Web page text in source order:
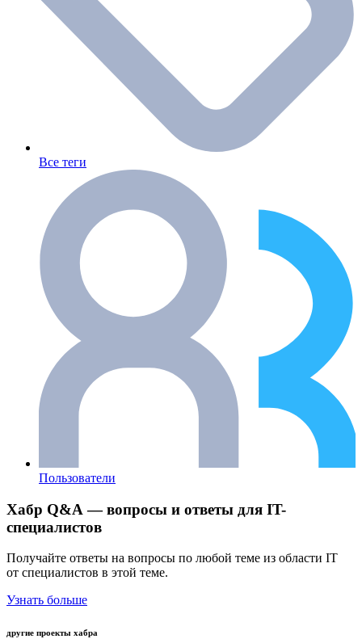
Все теги
Пользователи
Хабр Q&A — вопросы и ответы для IT-
специалистов
Получайте ответы на вопросы по любой теме из области IT
от специалистов в этой теме.
Узнать больше
другие проекты хабра